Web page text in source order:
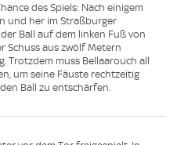
des Spiels: Nach einigem
und her im Straßburger
Ball auf dem linken Fuß von
Schuss aus zwölf Metern
Trotzdem muss Bellaarouch all
um seine Fäuste rechtzeitig
Ball zu entschärfen.